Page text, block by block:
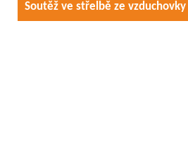
Soutěž ve střelbě ze vzduchovky